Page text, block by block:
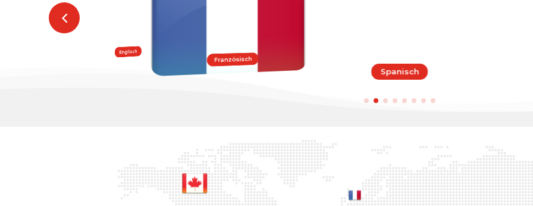
Englisch
Französisch
Spanisch